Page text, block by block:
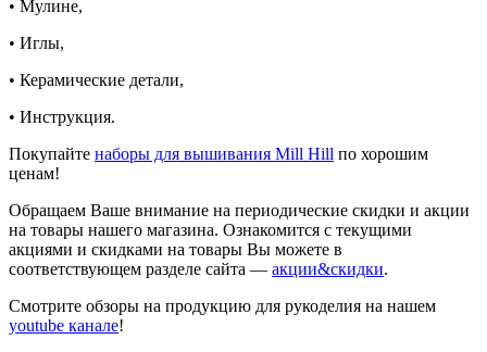
• Мулине,
• Иглы,
• Керамические детали,
• Инструкция.
Покупайте наборы для вышивания Mill Hill по хорошим
ценам!
Обращаем Ваше внимание на периодические скидки и акции
на товары нашего магазина. Ознакомится с текущими
акциями и скидками на товары Вы можете в
соответствующем разделе сайта — акции&скидки.
Смотрите обзоры на продукцию для рукоделия на нашем
youtube канале!